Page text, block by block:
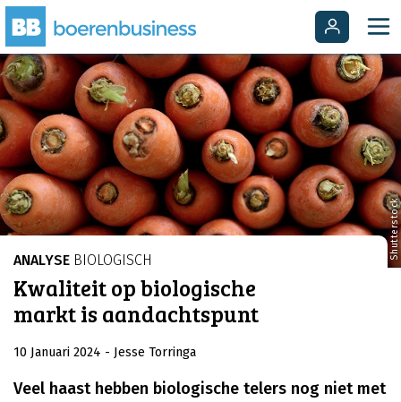
Shutterstock
ANALYSE BIOLOGISCH
Kwaliteit op biologische
markt is aandachtspunt
10 Januari 2024 - Jesse Torringa
Veel haast hebben biologische telers nog niet met